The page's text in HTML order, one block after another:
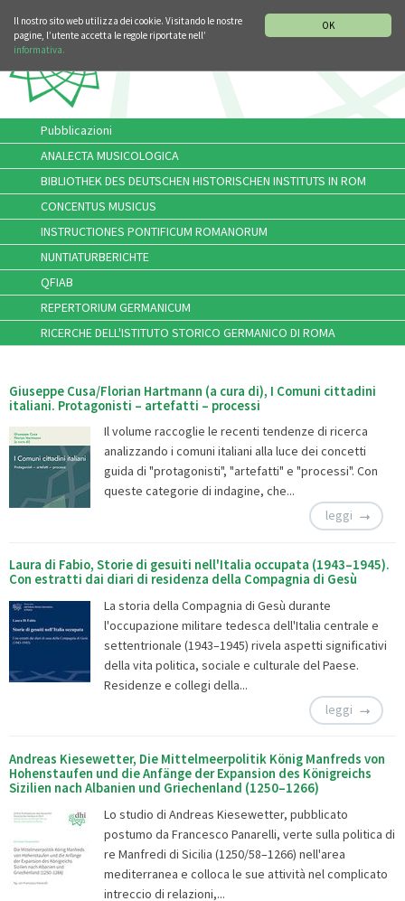
OK
Il nostro sito web utilizza dei cookie. Visitando le nostre
pagine, l’utente accetta le regole riportate nell’
informativa.
Pubblicazioni
ANALECTA MUSICOLOGICA
BIBLIOTHEK DES DEUTSCHEN HISTORISCHEN INSTITUTS IN ROM
CONCENTUS MUSICUS
INSTRUCTIONES PONTIFICUM ROMANORUM
NUNTIATURBERICHTE
QFIAB
REPERTORIUM GERMANICUM
RICERCHE DELL'ISTITUTO STORICO GERMANICO DI ROMA
Giuseppe Cusa/Florian Hartmann (a cura di), I Comuni cittadini
italiani. Protagonisti – artefatti – processi
Il volume raccoglie le recenti tendenze di ricerca
analizzando i comuni italiani alla luce dei concetti
guida di "protagonisti", "artefatti" e "processi". Con
queste categorie di indagine, che...
leggi
Laura di Fabio, Storie di gesuiti nell'Italia occupata (1943–1945).
Con estratti dai diari di residenza della Compagnia di Gesù
La storia della Compagnia di Gesù durante
l'occupazione militare tedesca dell'Italia centrale e
settentrionale (1943–1945) rivela aspetti significativi
della vita politica, sociale e culturale del Paese.
Residenze e collegi della...
leggi
Andreas Kiesewetter, Die Mittelmeerpolitik König Manfreds von
Hohenstaufen und die Anfänge der Expansion des Königreichs
Sizilien nach Albanien und Griechenland (1250–1266)
Lo studio di Andreas Kiesewetter, pubblicato
postumo da Francesco Panarelli, verte sulla politica di
re Manfredi di Sicilia (1250/58–1266) nell'area
mediterranea e colloca le sue attività nel complicato
intreccio di relazioni,...